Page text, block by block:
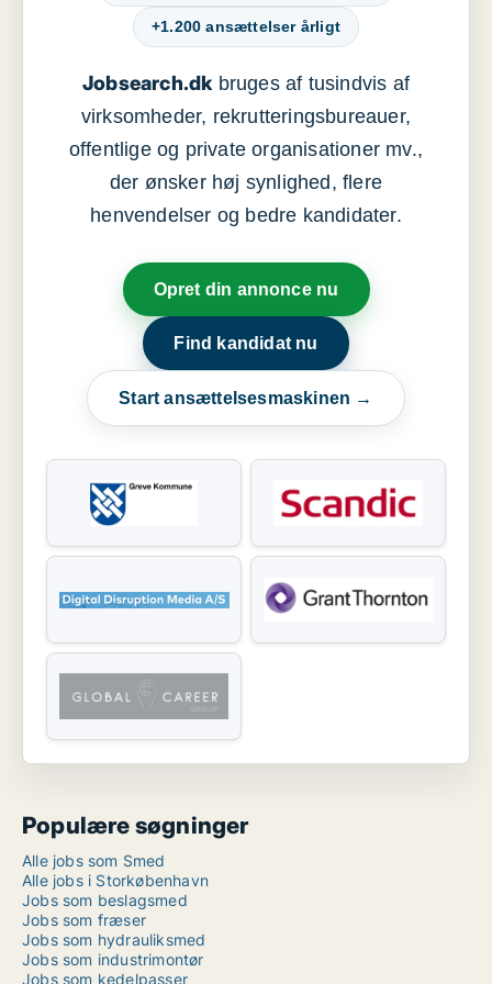
+1.200 ansættelser årligt
Jobsearch.dkbruges af tusindvis af
virksomheder, rekrutteringsbureauer,
offentlige og private organisationer mv.,
der ønsker høj synlighed, flere
henvendelser og bedre kandidater.
Opret din annonce nu
Find kandidat nu
Start ansættelsesmaskinen →
Populære søgninger
Alle jobs som Smed
Alle jobs i Storkøbenhavn
Jobs som beslagsmed
Jobs som fræser
Jobs som hydrauliksmed
Jobs som industrimontør
Jobs som kedelpasser